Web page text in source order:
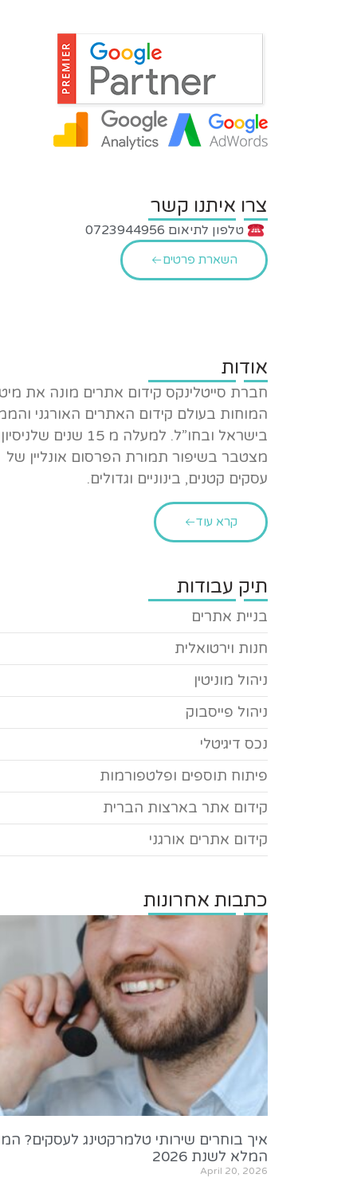
צרו איתנו קשר
טלפון לתיאום 0723944956
השארת פרטים
אודות
חברת סייטלינקס קידום אתרים מונה את
המוחות בעולם קידום האתרים האורגני
בישראל ובחו”ל. למעלה מ 15 שנים שלניסיון
מצטבר בשיפור תמורת הפרסום אונליין של
עסקים קטנים, בינוניים וגדולים.
קרא עוד
תיק עבודות
בניית אתרים
חנות וירטואלית
ניהול מוניטין
ניהול פייסבוק
נכס דיגיטלי
פיתוח תוספים ופלטפורמות
קידום אתר בארצות הברית
קידום אתרים אורגני
כתבות אחרונות
איך בוחרים שירותי טלמרקטינג לעסקים?
המלא לשנת 2026
April 20, 2026